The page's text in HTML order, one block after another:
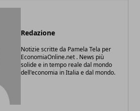
Redazione
Notizie scritte da Pamela Tela per
EconomiaOnline.net . News più
solide e in tempo reale dal mondo
dell'economia in Italia e dal mondo.